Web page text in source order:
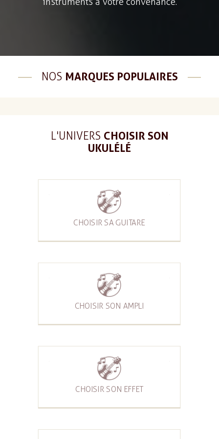
NOS MARQUES POPULAIRES
L'UNIVERS CHOISIR SON
UKULÉLÉ
CHOISIR SA GUITARE
CHOISIR SON AMPLI
CHOISIR SON EFFET